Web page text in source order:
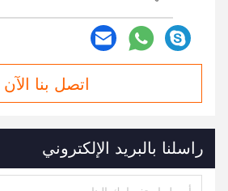
اتصل بنا الآن
راسلنا بالبريد الإلكتروني